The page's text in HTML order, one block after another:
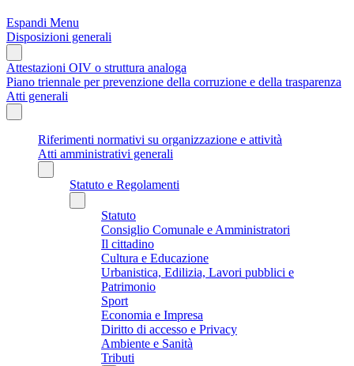
Espandi Menu
Disposizioni generali
Attestazioni OIV o struttura analoga
Piano triennale per prevenzione della corruzione e della trasparenza
Atti generali
Riferimenti normativi su organizzazione e attività
Atti amministrativi generali
Statuto e Regolamenti
Statuto
Consiglio Comunale e Amministratori
Il cittadino
Cultura e Educazione
Urbanistica, Edilizia, Lavori pubblici e
Patrimonio
Sport
Economia e Impresa
Diritto di accesso e Privacy
Ambiente e Sanità
Tributi